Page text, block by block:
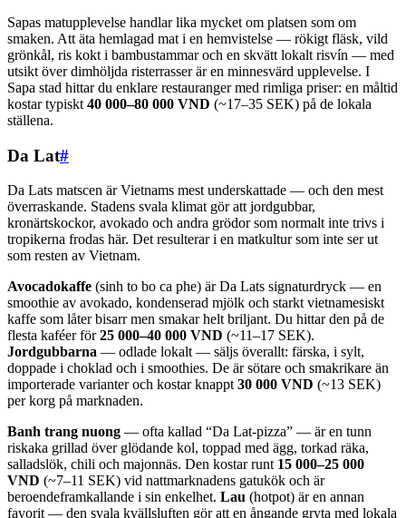
Sapas matupplevelse handlar lika mycket om platsen som om
smaken. Att äta hemlagad mat i en hemvistelse — rökigt fläsk, vild
grönkål, ris kokt i bambustammar och en skvätt lokalt risvín — med
utsikt över dimhöljda risterrasser är en minnesvärd upplevelse. I
Sapa stad hittar du enklare restauranger med rimliga priser: en måltid
kostar typiskt 40 000–80 000 VND (~17–35 SEK) på de lokala
ställena.
Da Lat#
Da Lats matscen är Vietnams mest underskattade — och den mest
överraskande. Stadens svala klimat gör att jordgubbar,
kronärtskockor, avokado och andra grödor som normalt inte trivs i
tropikerna frodas här. Det resulterar i en matkultur som inte ser ut
som resten av Vietnam.
Avocadokaffe (sinh to bo ca phe) är Da Lats signaturdryck — en
smoothie av avokado, kondenserad mjölk och starkt vietnamesiskt
kaffe som låter bisarr men smakar helt briljant. Du hittar den på de
flesta kaféer för25 000–40 000 VND (~11–17 SEK).
Jordgubbarna — odlade lokalt — säljs överallt: färska, i sylt,
doppade i choklad och i smoothies. De är sötare och smakrikare än
importerade varianter och kostar knappt30 000 VND (~13 SEK)
per korg på marknaden.
Banh trang nuong — ofta kallad “Da Lat-pizza” — är en tunn
riskaka grillad över glödande kol, toppad med ägg, torkad räka,
salladslök, chili och majonnäs. Den kostar runt 15 000–25 000
VND (~7–11 SEK) vid nattmarknadens gatukök och är
beroendeframkallande i sin enkelhet. Lau (hotpot) är en annan
favorit — den svala kvällsluften gör att en ångande gryta med lokala